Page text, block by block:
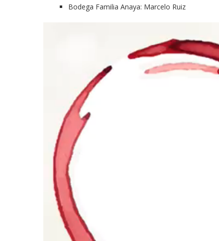
Bodega Familia Anaya: Marcelo Ruiz